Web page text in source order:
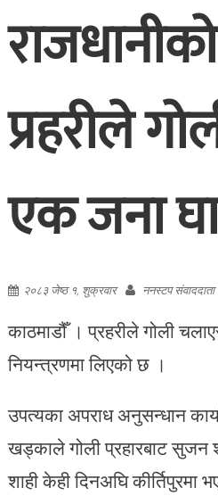
प्रहरीले
एक जना
२०८३ जेष्ठ १, शुक्रवार ननस्टप संवाददाता
काठमाडौँ । प्रहरीले गोली
नियन्त्रणमा लिएको छ ।
उपत्यका अपराध अनुसन्धान
खड्काले गोली प्रहारबाट सुजन
शाही केही दिनअघि कीर्तिपुरमा